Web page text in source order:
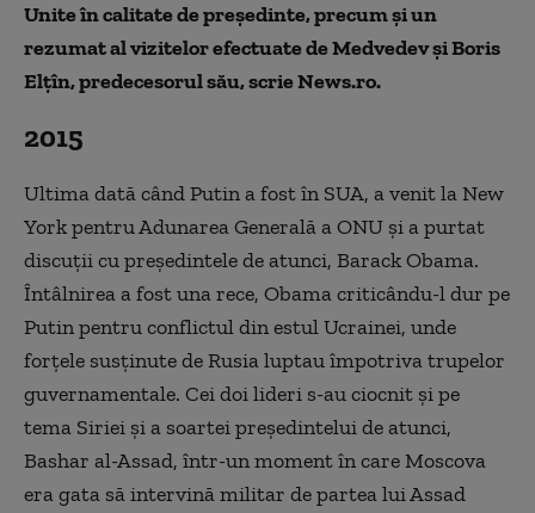
Unite în calitate de preşedinte, precum şi un
rezumat al vizitelor efectuate de Medvedev şi Boris
Elţîn, predecesorul său, scrie News.ro.
2015
Ultima dată când Putin a fost în SUA, a venit la New
York pentru Adunarea Generală a ONU şi a purtat
discuţii cu preşedintele de atunci, Barack Obama.
Întâlnirea a fost una rece, Obama criticându-l dur pe
Putin pentru conflictul din estul Ucrainei, unde
forţele susţinute de Rusia luptau împotriva trupelor
guvernamentale. Cei doi lideri s-au ciocnit şi pe
tema Siriei şi a soartei preşedintelui de atunci,
Bashar al-Assad, într-un moment în care Moscova
era gata să intervină militar de partea lui Assad